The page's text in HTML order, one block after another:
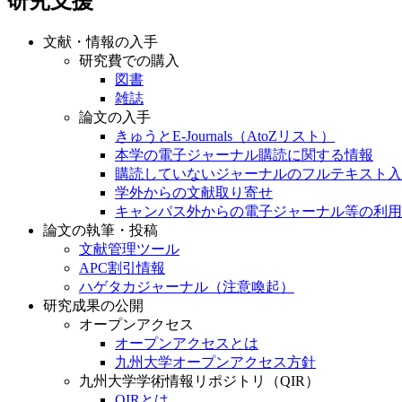
文献・情報の入手
研究費での購入
図書
雑誌
論文の入手
きゅうとE-Journals（AtoZリスト）
本学の電子ジャーナル購読に関する情報
購読していないジャーナルのフルテキスト
学外からの文献取り寄せ
キャンパス外からの電子ジャーナル等の利用
論文の執筆・投稿
文献管理ツール
APC割引情報
ハゲタカジャーナル（注意喚起）
研究成果の公開
オープンアクセス
オープンアクセスとは
九州大学オープンアクセス方針
九州大学学術情報リポジトリ（QIR）